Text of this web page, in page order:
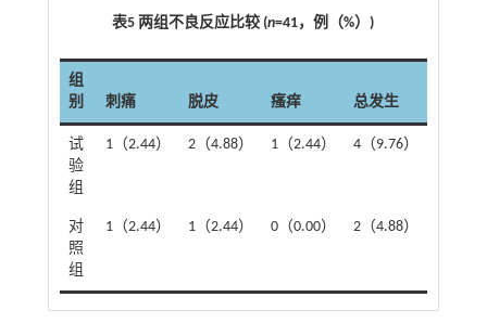
表5 两组不良反应比较 (n=41，例（%）)
组
别
刺痛 脱皮 瘙痒 总发生
试
验
组
1（2.44） 2（4.88） 1（2.44） 4（9.76）
对
照
组
1（2.44） 1（2.44） 0（0.00） 2（4.88）